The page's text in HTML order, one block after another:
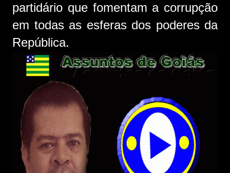
partidário que fomentam a corrupção
em todas as esferas dos poderes da
República.